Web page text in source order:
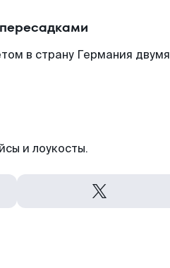
в страну Германия двумя
и лоукосты.